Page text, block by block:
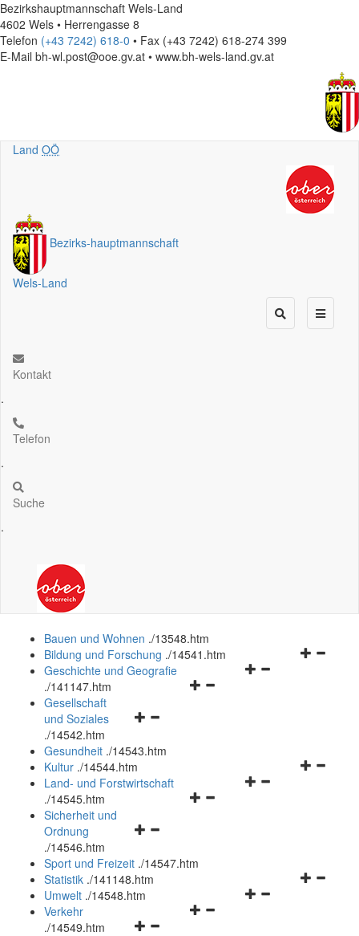
Bezirkshauptmannschaft Wels-Land
4602 Wels • Herrengasse 8
Telefon (+43 7242) 618-0 • Fax (+43 7242) 618-274 399
E-Mail bh-wl.post@ooe.gv.at • www.bh-wels-land.gv.at
Land OÖ
Bezirks-hauptmannschaft
Wels-Land
Kontakt
.
Telefon
.
Suche
.
Bauen und Wohnen ./13548.htm
Navigationsmenü
Bildung und Forschung ./14541.htm
Navigationsmenü
Geschichte und Geografie
./141147.htm
Navigationsmenü
und
schließen
Gesellschaft
und Soziales
./14542.htm
Gesundheit ./14543.htm
Navigationsmenü
Kultur ./14544.htm
Navigationsmenü
Land- und Forstwirtschaft
./14545.htm
Navigationsmenü
und
schließen
Sicherheit und
Ordnung
./14546.htm
Sport und Freizeit ./14547.htm
Navigationsmenü
Statistik ./141148.htm
Navigationsmenü
Umwelt ./14548.htm
Navigationsmenü
Verkehr
./14549.htm